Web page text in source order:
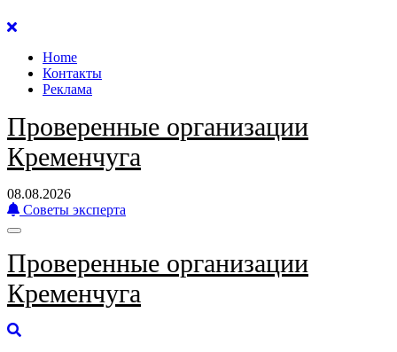
Перейти
содержанию
Home
Контакты
Реклама
Проверенные организации
Кременчуга
08.08.2026
Советы эксперта
Проверенные организации
Кременчуга